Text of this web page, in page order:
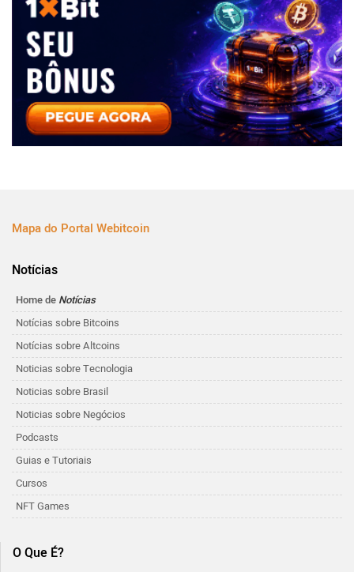
Mapa do Portal Webitcoin
Notícias
Home de Notícias
Notícias sobre Bitcoins
Notícias sobre Altcoins
Noticias sobre Tecnologia
Noticias sobre Brasil
Noticias sobre Negócios
Podcasts
Guias e Tutoriais
Cursos
NFT Games
O Que É?